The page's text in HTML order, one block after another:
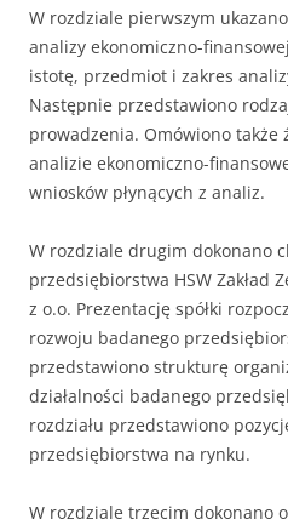
W rozdziale pierwszym
analizy ekonomiczno-
istotę, przedmiot i zakres
Następnie przedstawiono
prowadzenia. Omówiono także
analizie ekonomiczno-
wniosków płynących z analiz.
W rozdziale drugim dokonano
przedsiębiorstwa HSW Zakład
z o.o. Prezentację spółki
rozwoju badanego
przedstawiono strukturę
działalności badanego
rozdziału przedstawiono
przedsiębiorstwa na rynku.
W rozdziale trzecim dokonano